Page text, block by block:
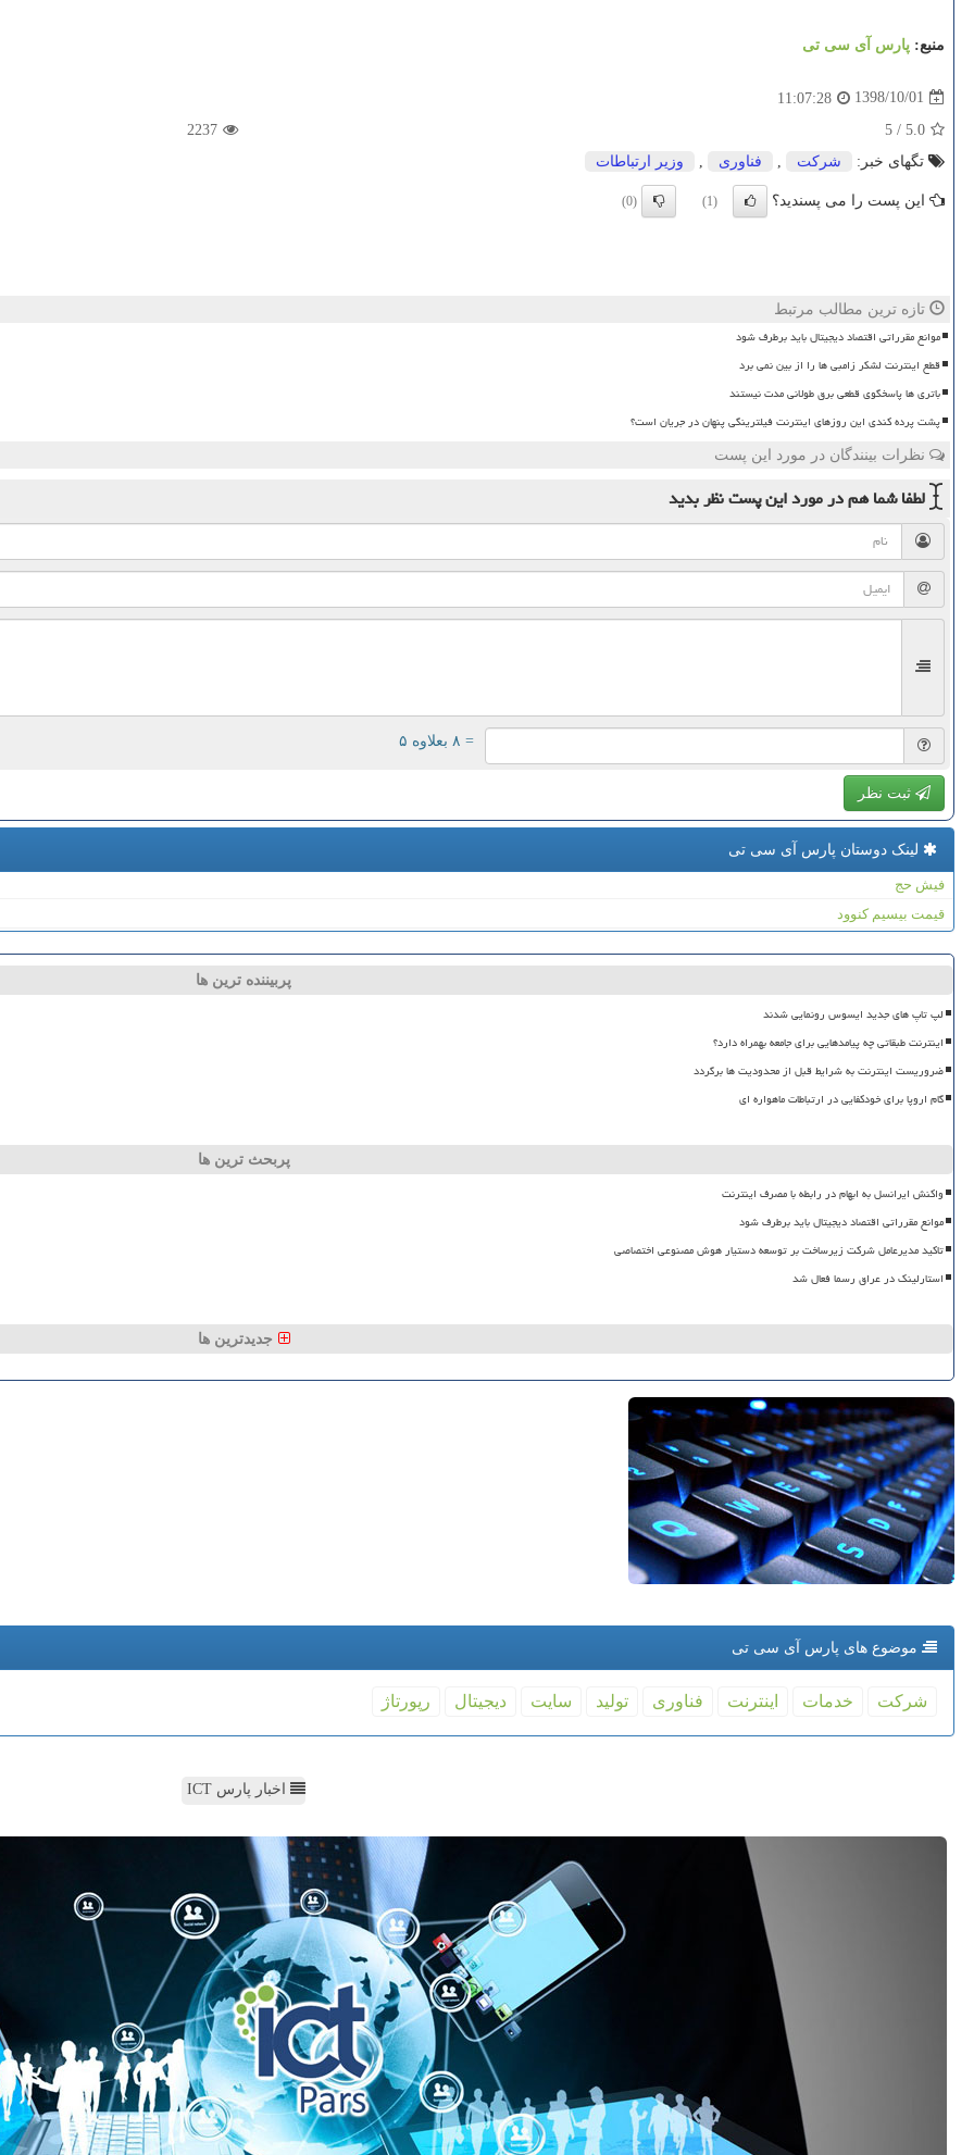
منبع: پارس آی سی تی
1398/10/01
11:07:28
5.0
/
5
2237
تگهای خبر:
شركت فناوری وزیر ارتباطات
این پست را می پسندید؟ (1)
(0)
تازه ترین مطالب مرتبط
موانع مقرراتی اقتصاد دیجیتال باید برطرف شود
قطع اینترنت لشکر زامبی ها را از بین نمی برد
باتری ها پاسخگوی قطعی برق طولانی مدت نیستند
پشت پرده کندی این روزهای اینترنت فیلترینگی پنهان در جریان است؟
نظرات بینندگان در مورد این پست
لطفا شما همدر مورد این پستنظر بدید
= ۸ بعلاوه ۵
ثبت نظر
لینک دوستان پارس آی سی تی
فیش حج
قیمت بیسیم کنوود
پربیننده ترین ها
لپ تاپ های جدید ایسوس رونمایی شدند
اینترنت طبقاتی چه پیامدهایی برای جامعه بهمراه دارد؟
ضروریست اینترنت به شرایط قبل از محدودیت ها برگردد
گام اروپا برای خودکفایی در ارتباطات ماهواره ای
پربحث ترین ها
واکنش ایرانسل به ابهام در رابطه با مصرف اینترنت
موانع مقرراتی اقتصاد دیجیتال باید برطرف شود
تاکید مدیرعامل شرکت زیرساخت بر توسعه دستیار هوش مصنوعی اختصاصی
استارلینک در عراق رسما فعال شد
جدیدترین ها
موضوع های پارس آی سی تی
شركت خدمات اینترنت فناوری تولید سایت دیجیتال رپورتاژ
اخبار پارس ICT